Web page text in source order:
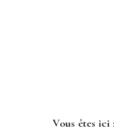
Vous êtes ici :